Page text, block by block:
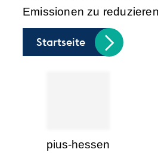
Emissionen zu
Startseite
pius-hessen